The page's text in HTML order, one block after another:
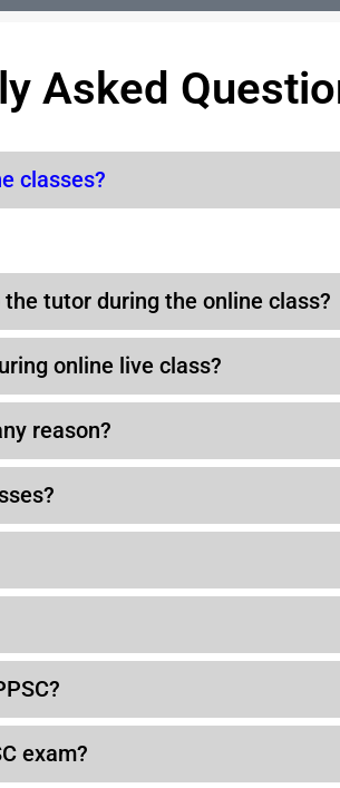
Asked
classes?
tutor during the online class?
online live class?
reason?
exam?